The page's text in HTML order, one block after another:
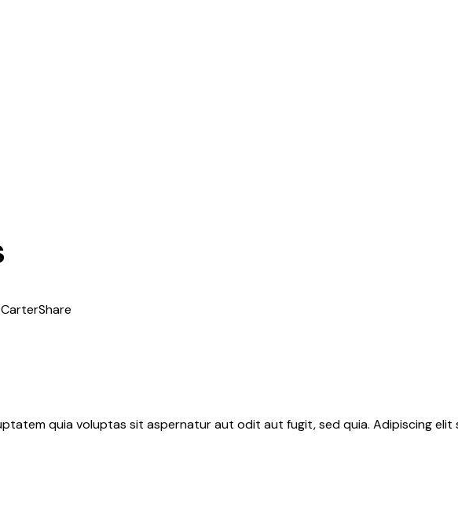
Share
quia voluptas sit aspernatur aut odit aut fugit, sed quia. Adipiscing